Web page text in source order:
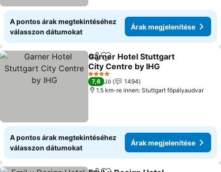
A pontos árak megtekintéséhez
válasszon dátumokat
Árak megjelenítése
Megosztás
Hozzáadás a kedvencekhez
Garner Hotel Stuttgart
City Centre by IHG
Árak megjelenítése
4 Kategória
7,6 Jó
1494
1.5 km-re innen: Stuttgart főpályaudvar
A pontos árak megtekintéséhez
válasszon dátumokat
Árak megjelenítése